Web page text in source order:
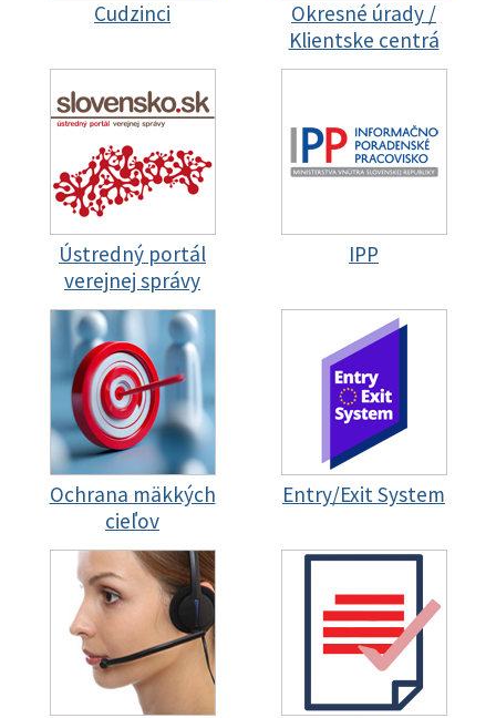
Cudzinci
Okresné úrady /
Klientske centrá
Ústredný portál
verejnej správy
IPP
Ochrana mäkkých
cieľov
Entry/Exit System